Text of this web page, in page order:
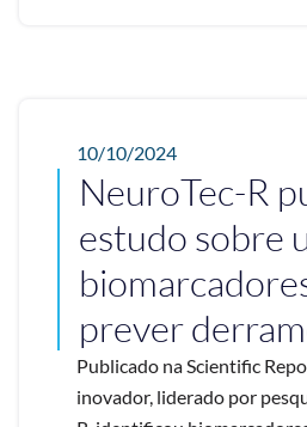
10/10/2024
NeuroTec-R
estudo sobre
prever
Publicado na Scientific
inovador, liderado por